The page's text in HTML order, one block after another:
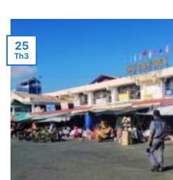
25
Th3